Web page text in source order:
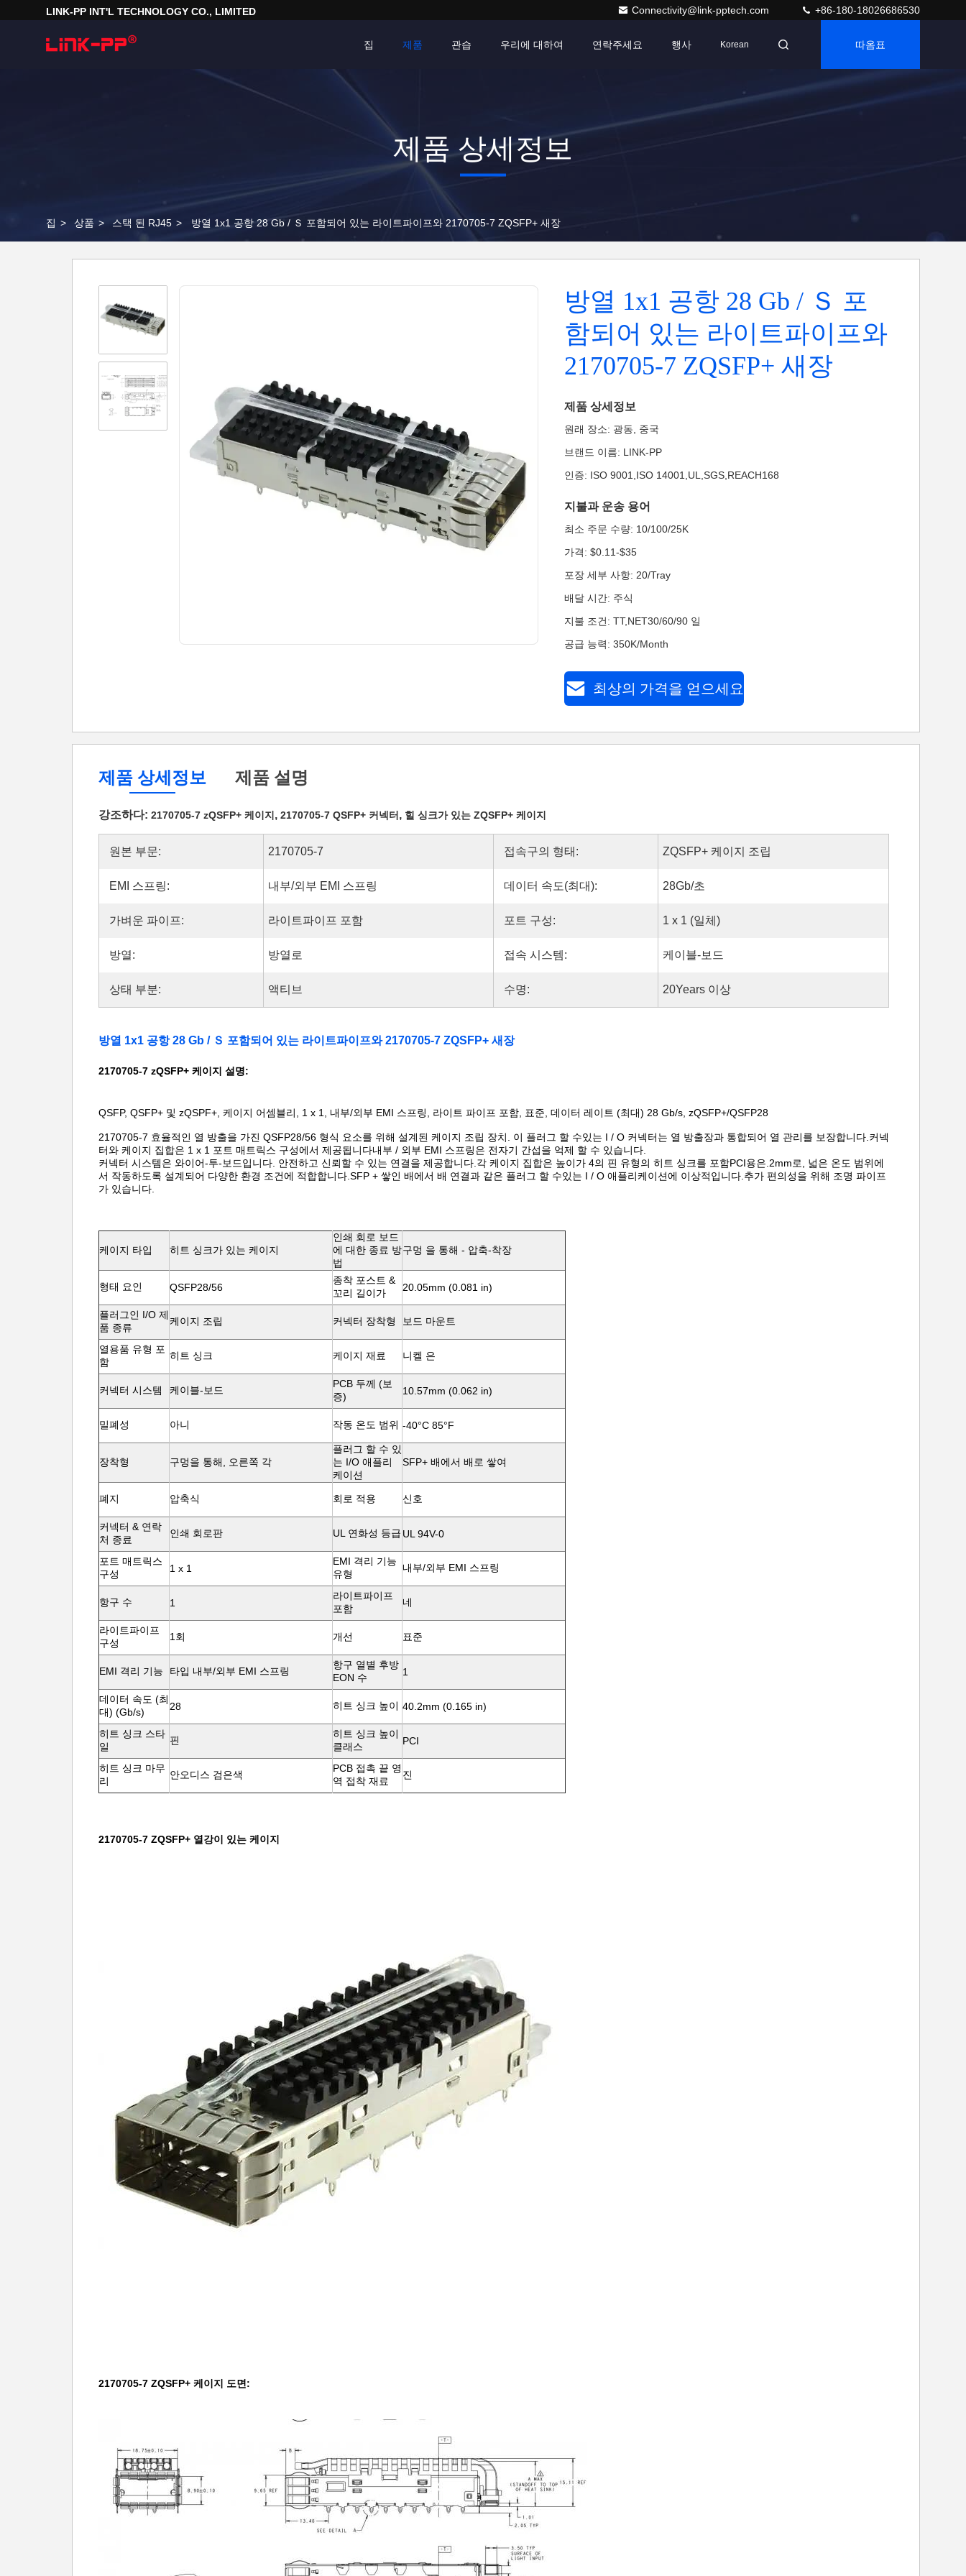
LINK-PP INT'L TECHNOLOGY CO., LIMITED Connectivity@link-pptech.com +86-180-18026686530
집 제품 우리에 대하여 연락주세요 행사
관습 Korean 따옴표
제품 상세정보
집 > 상품 > 스택 된 RJ45 > 방열 1x1 공항 28 Gb / Ｓ 포함되어 있는 라이트파이프와 2170705-7 ZQSFP+ 새장
방열 1x1 공항 28 Gb / Ｓ 포
함되어 있는 라이트파이프와
2170705-7 ZQSFP+ 새장
제품 상세정보
원래 장소: 광동, 중국
브랜드 이름: LINK-PP
인증: ISO 9001,ISO 14001,UL,SGS,REACH168
지불과 운송 용어
최소 주문 수량: 10/100/25K
가격: $0.11-$35
포장 세부 사항: 20/Tray
배달 시간: 주식
지불 조건: TT,NET30/60/90 일
공급 능력: 350K/Month
최상의 가격을 얻으세요
제품 상세정보 제품 설명
강조하다: 2170705-7 zQSFP+ 케이지 , 2170705-7 QSFP+ 커넥터 , 힐 싱크가 있는 ZQSFP+ 케이지
원본 부문: 2170705-7 접속구의 형태: ZQSFP+ 케이지 조립
EMI 스프링: 내부/외부 EMI 스프링 데이터 속도(최대): 28Gb/초
가벼운 파이프: 라이트파이프 포함 포트 구성: 1 x 1 (일체)
방열: 방열로 접속 시스템: 케이블-보드
상태 부분: 액티브 수명: 20Years 이상
방열 1x1 공항 28 Gb / Ｓ 포함되어 있는 라이트파이프와 2170705-7 ZQSFP+ 새장
2170705-7 zQSFP+ 케이지 설명:
QSFP, QSFP+ 및 zQSPF+, 케이지 어셈블리, 1 x 1, 내부/외부 EMI 스프링, 라이트 파이프 포함, 표준, 데이터 레이트 (최대) 28 Gb/s, zQSFP+/QSFP28
2170705-7 효율적인 열 방출을 가진 QSFP28/56 형식 요소를 위해 설계된 케이지 조립 장치. 이 플러그 할 수있는 I / O 커넥터는 열 방출장과 통합되어 열 관리를 보장합니다.커넥
터와 케이지 집합은 1 x 1 포트 매트릭스 구성에서 제공됩니다내부 / 외부 EMI 스프링은 전자기 간섭을 억제 할 수 있습니다.
커넥터 시스템은 와이어-투-보드입니다. 안전하고 신뢰할 수 있는 연결을 제공합니다.각 케이지 집합은 높이가 4의 핀 유형의 히트 싱크를 포함PCI용은.2mm로, 넓은 온도 범위에
서 작동하도록 설계되어 다양한 환경 조건에 적합합니다.SFP + 쌓인 배에서 배 연결과 같은 플러그 할 수있는 I / O 애플리케이션에 이상적입니다.추가 편의성을 위해 조명 파이프
가 있습니다.
케이지 타입 히트 싱크가 있는 케이지
인쇄 회로 보드
에 대한 종료 방
법
구멍 을 통해 - 압축-착장
형태 요인 QSFP28/56
종착 포스트 &
꼬리 길이가
20.05mm (0.081 in)
플러그인 I/O 제
품 종류
케이지 조립 커넥터 장착형 보드 마운트
열용품 유형 포
함
히트 싱크 케이지 재료 니켈 은
커넥터 시스템 케이블-보드
PCB 두께 (보
증)
10.57mm (0.062 in)
밀폐성 아니 작동 온도 범위 -40°C 85°F
장착형 구멍을 통해, 오른쪽 각
플러그 할 수 있
는 I/O 애플리
케이션
SFP+ 배에서 배로 쌓여
폐지 압축식 회로 적용 신호
커넥터 & 연락
처 종료
인쇄 회로판 UL 연화성 등급 UL 94V-0
포트 매트릭스
구성
1 x 1
EMI 격리 기능
유형
내부/외부 EMI 스프링
항구 수 1
라이트파이프
포함
네
라이트파이프
구성
1회 개선 표준
EMI 격리 기능 타입 내부/외부 EMI 스프링
항구 열별 후방
EON 수
1
데이터 속도 (최
대) (Gb/s)
28 히트 싱크 높이 40.2mm (0.165 in)
히트 싱크 스타
일
핀
히트 싱크 높이
클래스
PCI
히트 싱크 마무
리
안오디스 검은색
PCB 접촉 끝 영
역 접착 재료
진
2170705-7 ZQSFP+ 열강이 있는 케이지
2170705-7 ZQSFP+ 케이지 도면: